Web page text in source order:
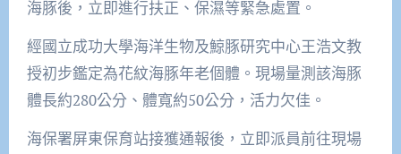
海豚後，立即進行扶正、保濕等緊急處置。
經國立成功大學海洋生物及鯨豚研究中心王浩文教
授初步鑑定為花紋海豚年老個體。現場量測該海豚
體長約280公分、體寬約50公分，活力欠佳。
海保署屏東保育站接獲通報後，立即派員前往現場